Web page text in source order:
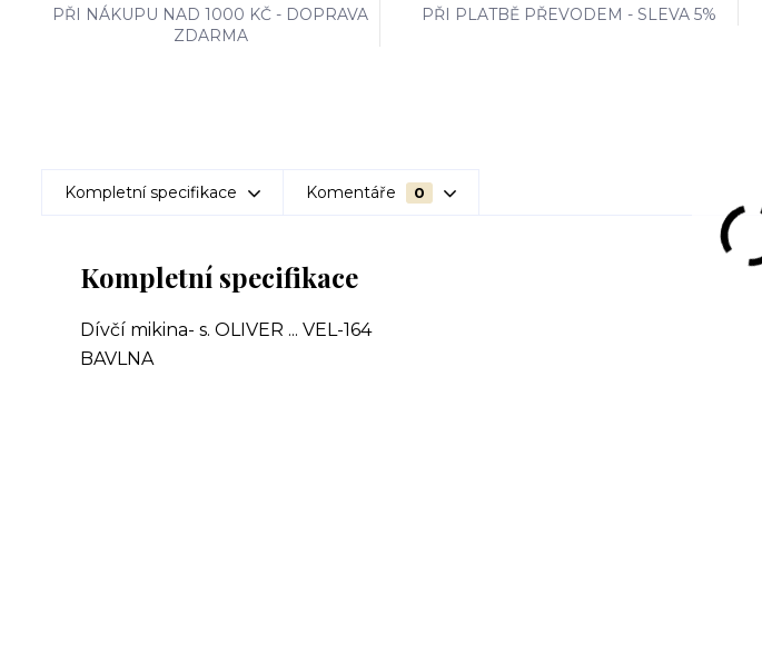
PŘI NÁKUPU NAD 1000 KČ - DOPRAVA
ZDARMA
PŘI PLATBĚ PŘEVODEM - SLEVA 5%
Kompletní specifikace Komentáře 0
Kompletní specifikace
Dívčí mikina- s. OLIVER ... VEL-164
BAVLNA